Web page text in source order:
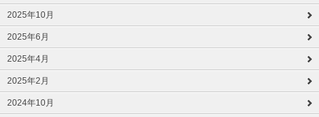
2025年10月
2025年6月
2025年4月
2025年2月
2024年10月